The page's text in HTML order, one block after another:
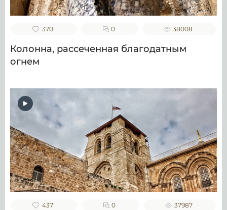
370 0 38008
Колонна, рассеченная благодатным
огнем
437 0 37987